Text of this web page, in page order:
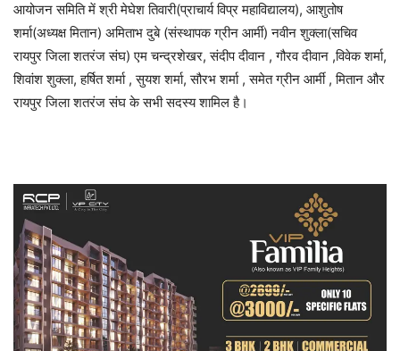
आयोजन समिति में श्री मेघेश तिवारी(प्राचार्य विप्र महाविद्यालय), आशुतोष
शर्मा(अध्यक्ष मितान) अमिताभ दुबे (संस्थापक ग्रीन आर्मी) नवीन शुक्ला(सचिव
रायपुर जिला शतरंज संघ) एम चन्द्रशेखर, संदीप दीवान , गौरव दीवान ,विवेक शर्मा,
शिवांश शुक्ला, हर्षित शर्मा , सुयश शर्मा, सौरभ शर्मा , समेत ग्रीन आर्मी , मितान और
रायपुर जिला शतरंज संघ के सभी सदस्य शामिल है।